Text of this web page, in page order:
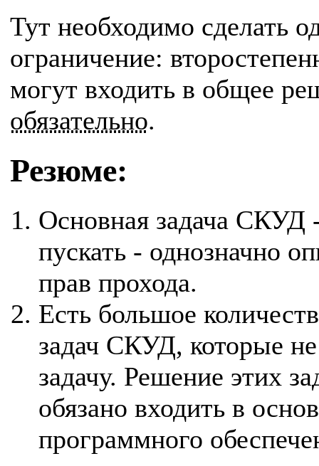
Тут необходимо сделать
ограничение:
могут входить в общее
обязательно.
Резюме:
Основная задача СКУД
пускать - однозначно
прав прохода.
Есть большое
задач СКУД, которые
задачу. Решение этих
обязано входить в
программного